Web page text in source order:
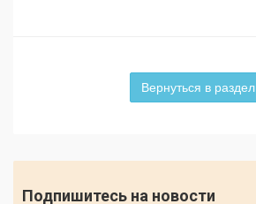
Вернуться в раздел
Подпишитесь на новости